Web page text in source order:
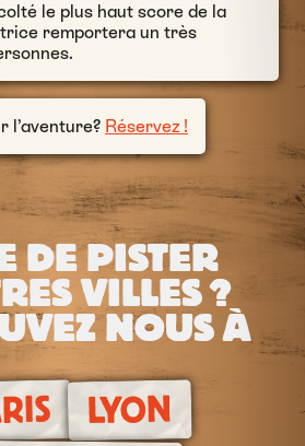
le plus haut score de la
remportera un très
l’aventure? Réservez !
DE PISTER
VILLES ?
NOUS À
LYON